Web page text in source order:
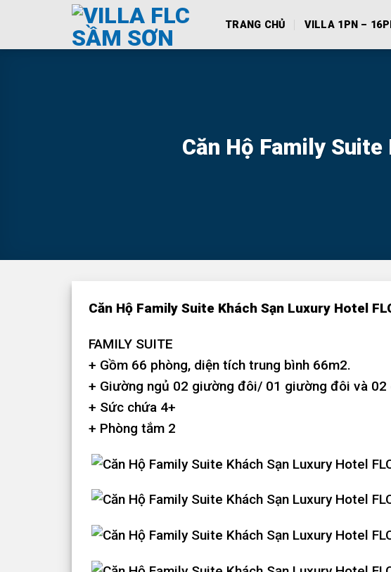
TRANG CHỦ VILLA 1PN –
Căn Hộ Family Suite
Căn Hộ Family Suite Khách Sạn Luxury Hotel
FAMILY SUITE
+ Gồm 66 phòng, diện tích trung bình 66m2.
+ Giường ngủ 02 giường đôi/ 01 giường đôi và
+ Sức chứa 4+
+ Phòng tắm 2